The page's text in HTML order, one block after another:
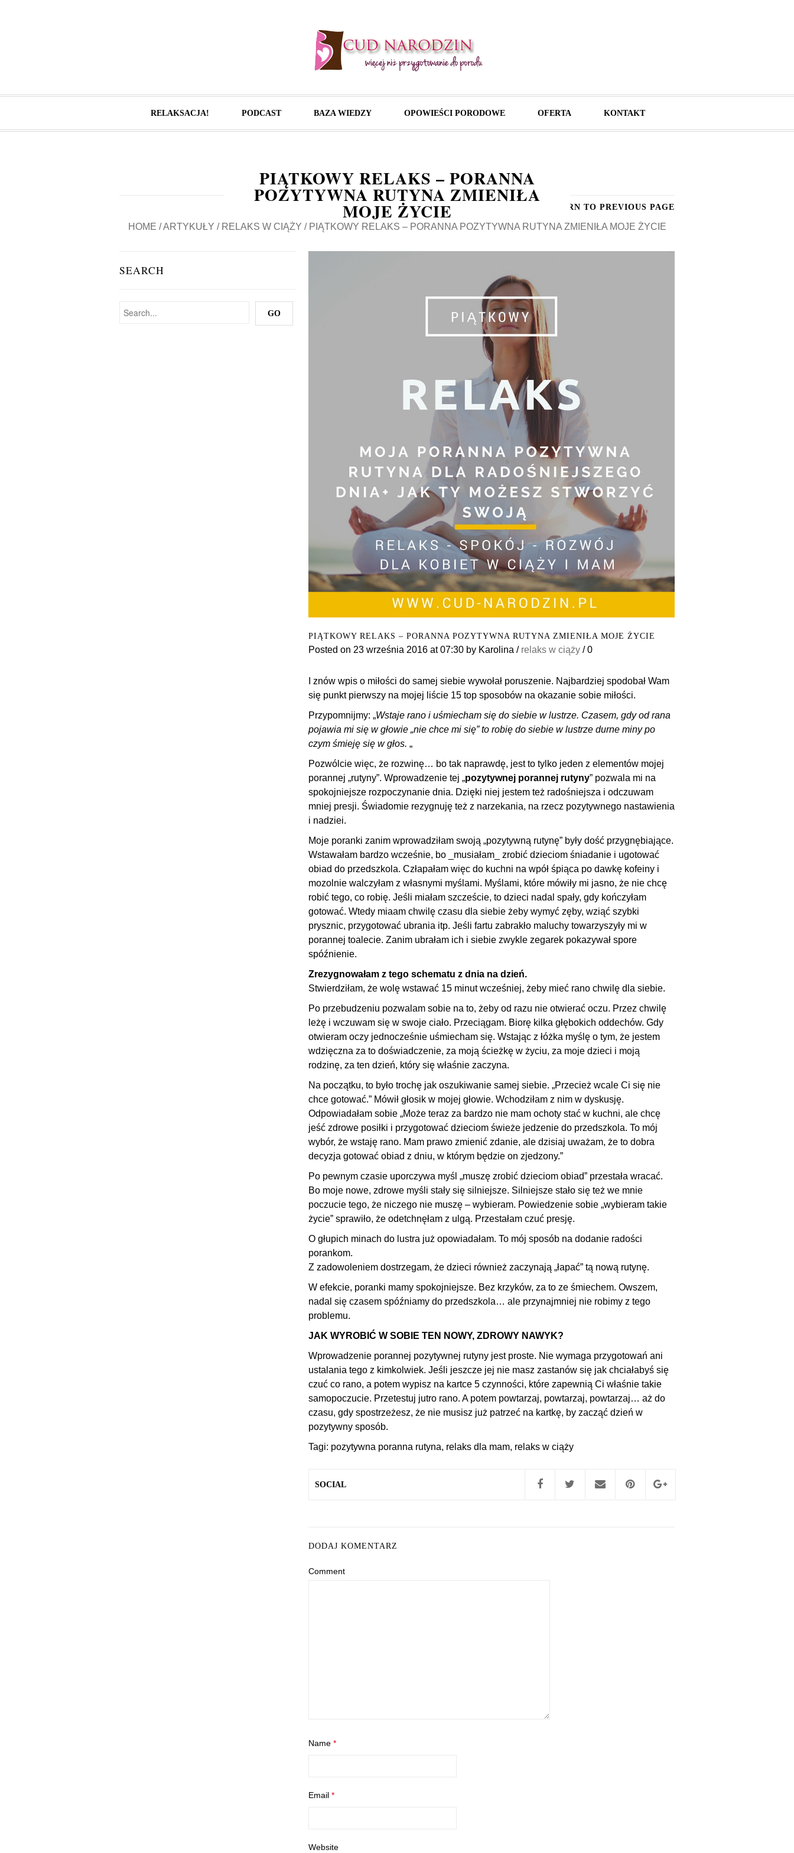
RELAKSACJA! PODCAST BAZA WIEDZY OPOWIEŚCI PORODOWE OFERTA KONTAKT
PIĄTKOWY RELAKS – PORANNA
POZYTYWNA RUTYNA ZMIENIŁA
MOJE ŻYCIE
HOME / ARTYKUŁY / RELAKS W CIĄŻY / PIĄTKOWY RELAKS – PORANNA POZYTYWNA RUTYNA ZMIENIŁA MOJE ŻYCIE
RETURN TO PREVIOUS PAGE
SEARCH
PIĄTKOWY RELAKS – PORANNA POZYTYWNA RUTYNA ZMIENIŁA MOJE ŻYCIE
Posted on 23 września 2016 at 07:30 by Karolina / relaks w ciąży /0
I znów wpis o miłości do samej siebie wywołał poruszenie. Najbardziej spodobał Wam
się punkt pierwszy na mojej liście 15 top sposobów na okazanie sobie miłości.
Przypomnijmy: „Wstaje rano i uśmiecham się do siebie w lustrze. Czasem, gdy od rana
pojawia mi się w głowie „nie chce mi się” to robię do siebie w lustrze durne miny po
czym śmieję się w głos. „
Pozwólcie więc, że rozwinę… bo tak naprawdę, jest to tylko jeden z elementów mojej
porannej „rutyny”. Wprowadzenie tej „pozytywnej porannej rutyny” pozwala mi na
spokojniejsze rozpoczynanie dnia. Dzięki niej jestem też radośniejsza i odczuwam
mniej presji. Świadomie rezygnuję też z narzekania, na rzecz pozytywnego nastawienia
i nadziei.
Moje poranki zanim wprowadziłam swoją „pozytywną rutynę” były dość przygnębiające.
Wstawałam bardzo wcześnie, bo _musiałam_ zrobić dzieciom śniadanie i ugotować
obiad do przedszkola. Człapałam więc do kuchni na wpół śpiąca po dawkę kofeiny i
mozolnie walczyłam z własnymi myślami. Myślami, które mówiły mi jasno, że nie chcę
robić tego, co robię. Jeśli miałam szczeście, to dzieci nadal spały, gdy kończyłam
gotować. Wtedy miaam chwilę czasu dla siebie żeby wymyć zęby, wziąć szybki
prysznic, przygotować ubrania itp. Jeśli fartu zabrakło maluchy towarzyszyły mi w
porannej toalecie. Zanim ubrałam ich i siebie zwykle zegarek pokazywał spore
spóźnienie.
Zrezygnowałam z tego schematu z dnia na dzień.
Stwierdziłam, że wolę wstawać 15 minut wcześniej, żeby mieć rano chwilę dla siebie.
Po przebudzeniu pozwalam sobie na to, żeby od razu nie otwierać oczu. Przez chwilę
leżę i wczuwam się w swoje ciało. Przeciągam. Biorę kilka głębokich oddechów. Gdy
otwieram oczy jednocześnie uśmiecham się. Wstając z łóżka myślę o tym, że jestem
wdzięczna za to doświadczenie, za moją ścieżkę w życiu, za moje dzieci i moją
rodzinę, za ten dzień, który się właśnie zaczyna.
Na początku, to było trochę jak oszukiwanie samej siebie. „Przecież wcale Ci się nie
chce gotować.” Mówił głosik w mojej głowie. Wchodziłam z nim w dyskusję.
Odpowiadałam sobie „Może teraz za bardzo nie mam ochoty stać w kuchni, ale chcę
jeść zdrowe posiłki i przygotować dzieciom świeże jedzenie do przedszkola. To mój
wybór, że wstaję rano. Mam prawo zmienić zdanie, ale dzisiaj uważam, że to dobra
decyzja gotować obiad z dniu, w którym będzie on zjedzony.”
Po pewnym czasie uporczywa myśl „muszę zrobić dzieciom obiad” przestała wracać.
Bo moje nowe, zdrowe myśli stały się silniejsze. Silniejsze stało się też we mnie
poczucie tego, że niczego nie muszę – wybieram. Powiedzenie sobie „wybieram takie
życie” sprawiło, że odetchnęłam z ulgą. Przestałam czuć presję.
O głupich minach do lustra już opowiadałam. To mój sposób na dodanie radości
porankom.
Z zadowoleniem dostrzegam, że dzieci również zaczynają „łapać” tą nową rutynę.
W efekcie, poranki mamy spokojniejsze. Bez krzyków, za to ze śmiechem. Owszem,
nadal się czasem spóźniamy do przedszkola… ale przynajmniej nie robimy z tego
problemu.
JAK WYROBIĆ W SOBIE TEN NOWY, ZDROWY NAWYK?
Wprowadzenie porannej pozytywnej rutyny jest proste. Nie wymaga przygotowań ani
ustalania tego z kimkolwiek. Jeśli jeszcze jej nie masz zastanów się jak chciałabyś się
czuć co rano, a potem wypisz na kartce 5 czynności, które zapewnią Ci właśnie takie
samopoczucie. Przetestuj jutro rano. A potem powtarzaj, powtarzaj, powtarzaj… aż do
czasu, gdy spostrzeżesz, że nie musisz już patrzeć na kartkę, by zacząć dzień w
pozytywny sposób.
Tagi: pozytywna poranna rutyna, relaks dla mam, relaks w ciąży
SOCIAL
DODAJ KOMENTARZ
Comment
Name *
Email *
Website